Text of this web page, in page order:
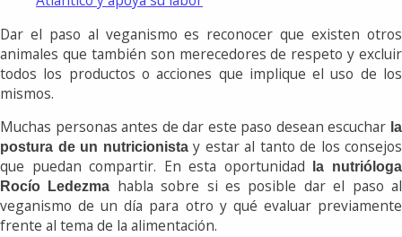
Dar el paso al veganismo es reconocer que existen otros
animales que también son merecedores de respeto y excluir
todos los productos o acciones que implique el uso de los
mismos.
Muchas personas antes de dar este paso desean escuchar la
postura de un nutricionistay estar al tanto de los consejos
que puedan compartir. En esta oportunidad
la nutrióloga
Rocío Ledezma habla sobre si es posible dar el paso al
veganismo de un día para otro y qué evaluar previamente
frente al tema de la alimentación.